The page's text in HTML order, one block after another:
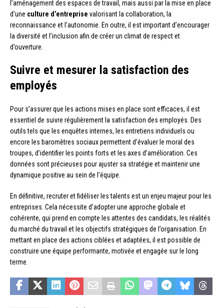
l’aménagement des espaces de travail, mais aussi par la mise en place
d’une culture d’entreprise valorisant la collaboration, la
reconnaissance et l’autonomie. En outre, il est important d’encourager
la diversité et l’inclusion afin de créer un climat de respect et
d’ouverture.
Suivre et mesurer la satisfaction des
employés
Pour s’assurer que les actions mises en place sont efficaces, il est
essentiel de suivre régulièrement la satisfaction des employés. Des
outils tels que les enquêtes internes, les entretiens individuels ou
encore les baromètres sociaux permettent d’évaluer le moral des
troupes, d’identifier les points forts et les axes d’amélioration. Ces
données sont précieuses pour ajuster sa stratégie et maintenir une
dynamique positive au sein de l’équipe.
En définitive, recruter et fidéliser les talents est un enjeu majeur pour les
entreprises. Cela nécessite d’adopter une approche globale et
cohérente, qui prend en compte les attentes des candidats, les réalités
du marché du travail et les objectifs stratégiques de l’organisation. En
mettant en place des actions ciblées et adaptées, il est possible de
construire une équipe performante, motivée et engagée sur le long
terme.